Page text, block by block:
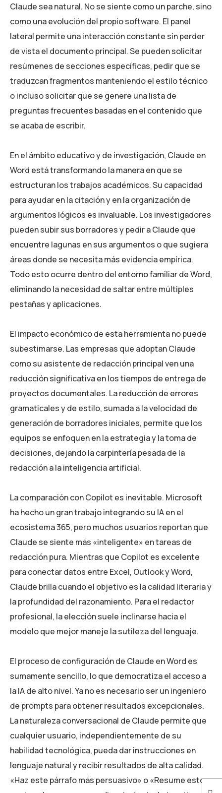
Claude sea natural. No se siente como un parche, sino
como una evolución del propio software. El panel
lateral permite una interacción constante sin perder
de vista el documento principal. Se pueden solicitar
resúmenes de secciones específicas, pedir que se
traduzcan fragmentos manteniendo el estilo técnico
o incluso solicitar que se genere una lista de
preguntas frecuentes basadas en el contenido que
se acaba de escribir.
En el ámbito educativo y de investigación, Claude en
Word está transformando la manera en que se
estructuran los trabajos académicos. Su capacidad
para ayudar en la citación y en la organización de
argumentos lógicos es invaluable. Los investigadores
pueden subir sus borradores y pedir a Claude que
encuentre lagunas en sus argumentos o que sugiera
áreas donde se necesita más evidencia empírica.
Todo esto ocurre dentro del entorno familiar de Word,
eliminando la necesidad de saltar entre múltiples
pestañas y aplicaciones.
El impacto económico de esta herramienta no puede
subestimarse. Las empresas que adoptan Claude
como su asistente de redacción principal ven una
reducción significativa en los tiempos de entrega de
proyectos documentales. La reducción de errores
gramaticales y de estilo, sumada a la velocidad de
generación de borradores iniciales, permite que los
equipos se enfoquen en la estrategia y la toma de
decisiones, dejando la carpintería pesada de la
redacción a la inteligencia artificial.
La comparación con Copilot es inevitable. Microsoft
ha hecho un gran trabajo integrando su IA en el
ecosistema 365, pero muchos usuarios reportan que
Claude se siente más «inteligente» en tareas de
redacción pura. Mientras que Copilot es excelente
para conectar datos entre Excel, Outlook y Word,
Claude brilla cuando el objetivo es la calidad literaria y
la profundidad del razonamiento. Para el redactor
profesional, la elección suele inclinarse hacia el
modelo que mejor maneje la sutileza del lenguaje.
El proceso de configuración de Claude en Word es
sumamente sencillo, lo que democratiza el acceso a
la IA de alto nivel. Ya no es necesario ser un ingeniero
de prompts para obtener resultados excepcionales.
La naturaleza conversacional de Claude permite que
cualquier usuario, independientemente de su
habilidad tecnológica, pueda dar instrucciones en
lenguaje natural y recibir resultados de alta calidad.
«Haz este párrafo más persuasivo» o «Resume estos